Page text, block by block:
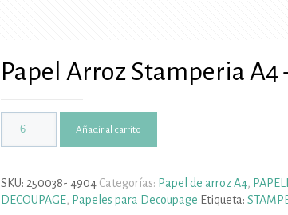
Papel Arroz Stamperia A4
Añadir al carrito
SKU: 250038- 4904 Categorías: Papel de arroz A4,
DECOUPAGE, Papeles para Decoupage Etiqueta: